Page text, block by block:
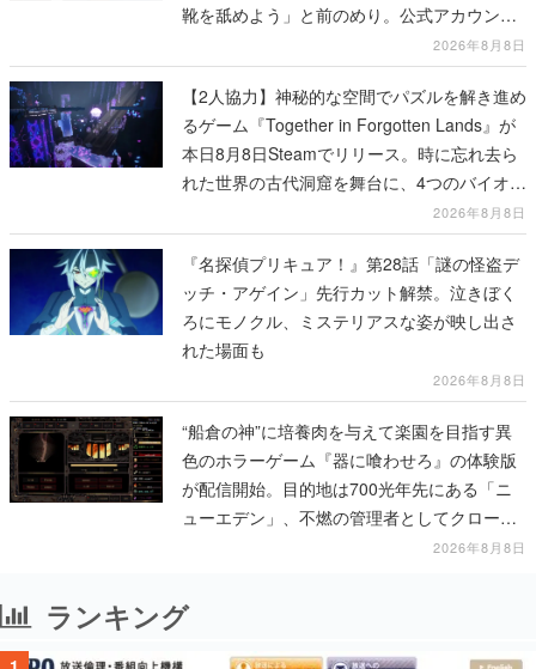
靴を舐めよう」と前のめり。公式アカウント
も開設され、2026年リリースに向けて開発中
2026年8月8日
【2人協力】神秘的な空間でパズルを解き進め
るゲーム『Together in Forgotten Lands』が
本日8月8日Steamでリリース。時に忘れ去ら
れた世界の古代洞窟を舞台に、4つのバイオー
2026年8月8日
『名探偵プリキュア！』第28話「謎の怪盗デ
ッチ・アゲイン」先行カット解禁。泣きぼく
ろにモノクル、ミステリアスな姿が映し出さ
れた場面も
2026年8月8日
“船倉の神”に培養肉を与えて楽園を目指す異
色のホラーゲーム『器に喰わせろ』の体験版
が配信開始。目的地は700光年先にある「ニ
ューエデン」、不燃の管理者としてクローン
人間を増やし、加工して神に捧げる2026年8月8日
ランキング